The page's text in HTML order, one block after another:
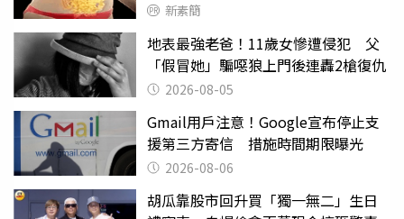
新素簡
地表最強老爸！11歲女慘遭侵犯 父
「假冒她」騙噁狼上門後連轟2槍復仇
2026-08-05
Gmail用戶注意！Google宣布停止支
援第三方寄信 措施時間期限曝光
2026-08-06
胡瓜靠股市回升買「獨一無二」生日